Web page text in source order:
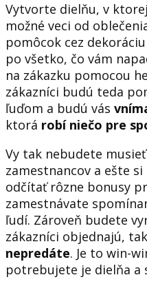
Vytvorte dielňu, v
možné veci od
pomôcok cez
po všetko, čo vám
na zákazku pomocou
zákazníci budú teda
ľuďom a budú vás
ktorá robí niečo pre
Vy tak nebudete
zamestnancov a ešte
odčítať rôzne bonusy
zamestnávate
ľudí. Zároveň budete
zákazníci objednajú,
nepredáte. Je to win-
potrebujete je dielňa a